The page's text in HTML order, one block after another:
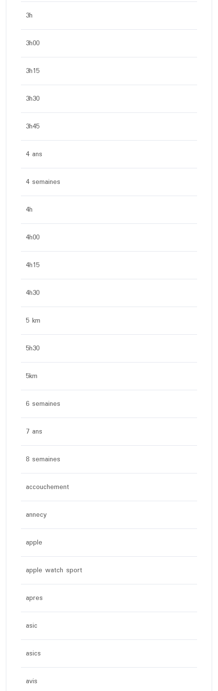
3h
3h00
3h15
3h30
3h45
4 ans
4 semaines
4h
4h00
4h15
4h30
5 km
5h30
5km
6 semaines
7 ans
8 semaines
accouchement
annecy
apple
apple watch sport
apres
asic
asics
avis